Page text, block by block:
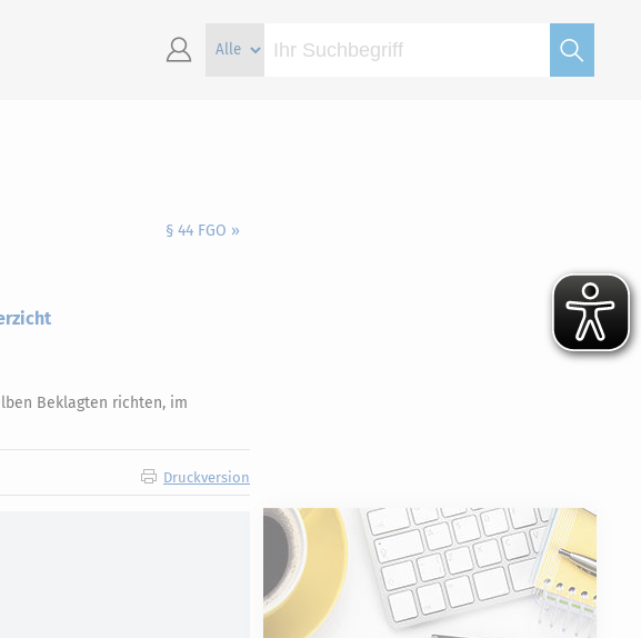
§ 44 FGO »
Beklagten richten, im
Druckversion